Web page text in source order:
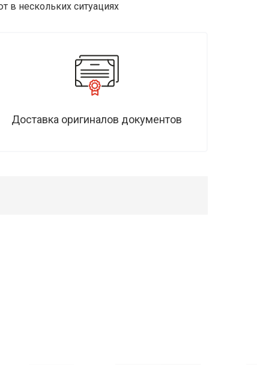
в нескольких ситуациях
Доставка оригиналов документов